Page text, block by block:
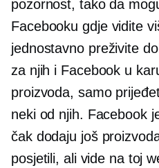
pozornost, tako da
Facebooku gdje vidite
jednostavno preživite
za njih i Facebook u
proizvoda, samo
neki od njih. Facebook
čak dodaju još
posjetili, ali vide na toj